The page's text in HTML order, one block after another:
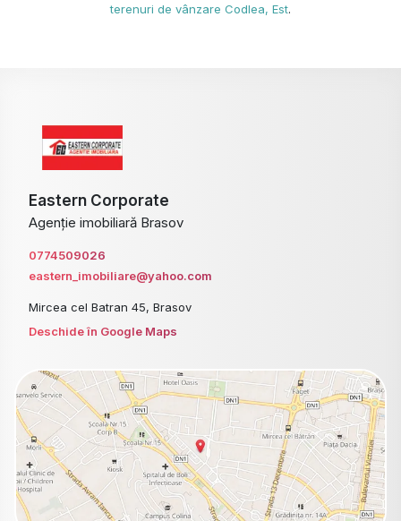
terenuri de vânzare Codlea, Est.
Eastern Corporate
Agenție imobiliară Brasov
0774509026
eastern_imobiliare@yahoo.com
Mircea cel Batran 45, Brasov
Deschide în Google Maps